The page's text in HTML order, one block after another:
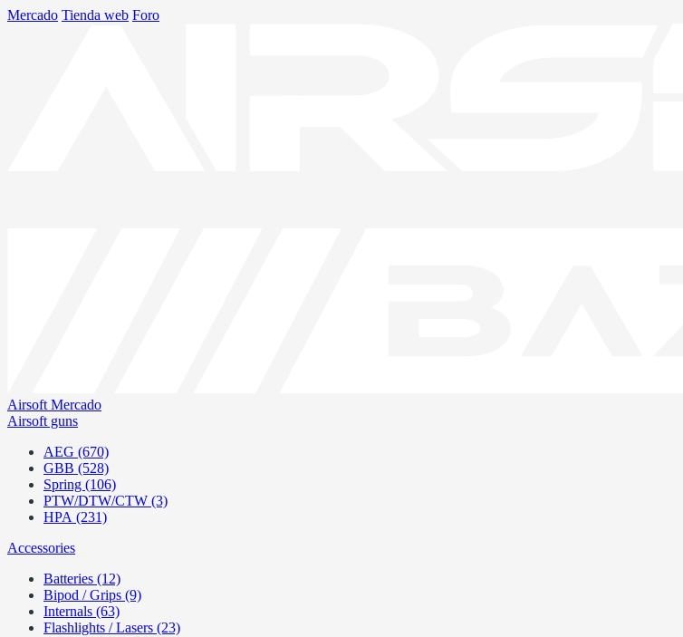
Mercado Tienda web Foro
Airsoft Mercado
Airsoft guns
AEG (670)
GBB (528)
Spring (106)
PTW/DTW/CTW (3)
HPA (231)
Accessories
Batteries (12)
Bipod / Grips (9)
Internals (63)
Flashlights / Lasers (23)